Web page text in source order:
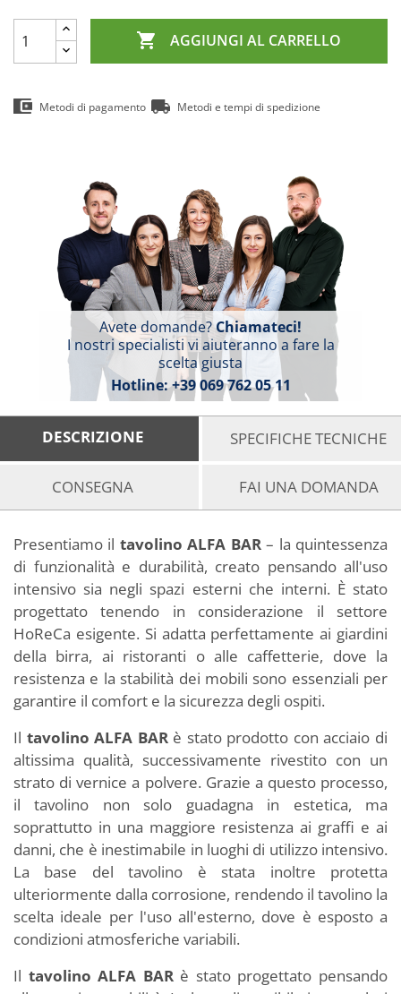
 AGGIUNGI AL CARRELLO
Metodi di pagamento Metodi e tempi di spedizione
Avete domande?Chiamateci!
I nostri specialisti vi aiuteranno a fare la
scelta giusta
Hotline:+39 069 762 05 11
DESCRIZIONE SPECIFICHE TECNICHE
CONSEGNA FAI UNA DOMANDA
Presentiamo il tavolino ALFA BAR– la quintessenza
di funzionalità e durabilità, creato pensando all'uso
intensivo sia negli spazi esterni che interni. È stato
progettato tenendo in considerazione il settore
HoReCa esigente. Si adatta perfettamente ai giardini
della birra, ai ristoranti o alle caffetterie, dove la
resistenza e la stabilità dei mobili sono essenziali per
garantire il comfort e la sicurezza degli ospiti.
Il tavolino ALFA BARè stato prodotto con acciaio di
altissima qualità, successivamente rivestito con un
strato di vernice a polvere. Grazie a questo processo,
il tavolino non solo guadagna in estetica, ma
soprattutto in una maggiore resistenza ai graffi e ai
danni, che è inestimabile in luoghi di utilizzo intensivo.
La base del tavolino è stata inoltre protetta
ulteriormente dalla corrosione, rendendo il tavolino la
scelta ideale per l'uso all'esterno, dove è esposto a
condizioni atmosferiche variabili.
Il tavolino ALFA BARè stato progettato pensando